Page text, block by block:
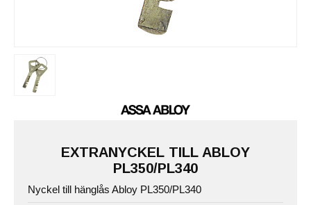
EXTRANYCKEL TILL ABLOY
PL350/PL340
Nyckel till hänglås Abloy PL350/PL340